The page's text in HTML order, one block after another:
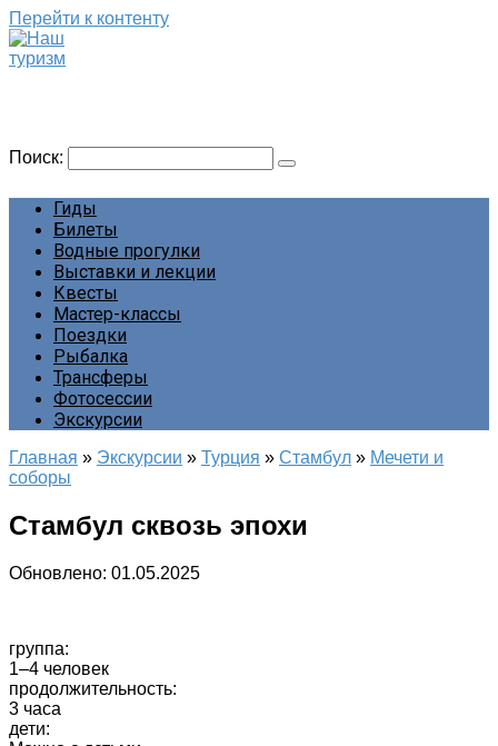
Перейти к контенту
Поиск:
Гиды
Билеты
Водные прогулки
Выставки и лекции
Квесты
Мастер-классы
Поездки
Рыбалка
Трансферы
Фотосессии
Экскурсии
Главная » Экскурсии » Турция » Стамбул » Мечети и
соборы
Стамбул сквозь эпохи
Обновлено: 01.05.2025
группа:
1–4 человек
продолжительность:
3 часа
дети: